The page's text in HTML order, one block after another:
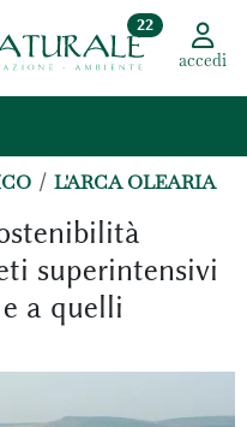
22
accedi
L'ARCA OLEARIA
superintensivi
a quelli